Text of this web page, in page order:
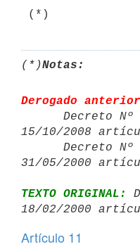
(*)Notas:
Derogado
Decreto Nº
15/10/2008
31/05/2000
TEXTO ORIGINAL:
18/02/2000
Artículo 11